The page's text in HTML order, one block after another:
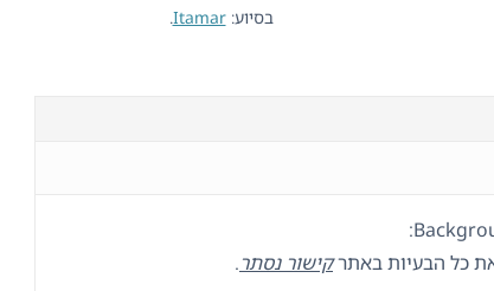
בסיוע:Itamar
.
כל הבעיות באתרקישור נסתר.